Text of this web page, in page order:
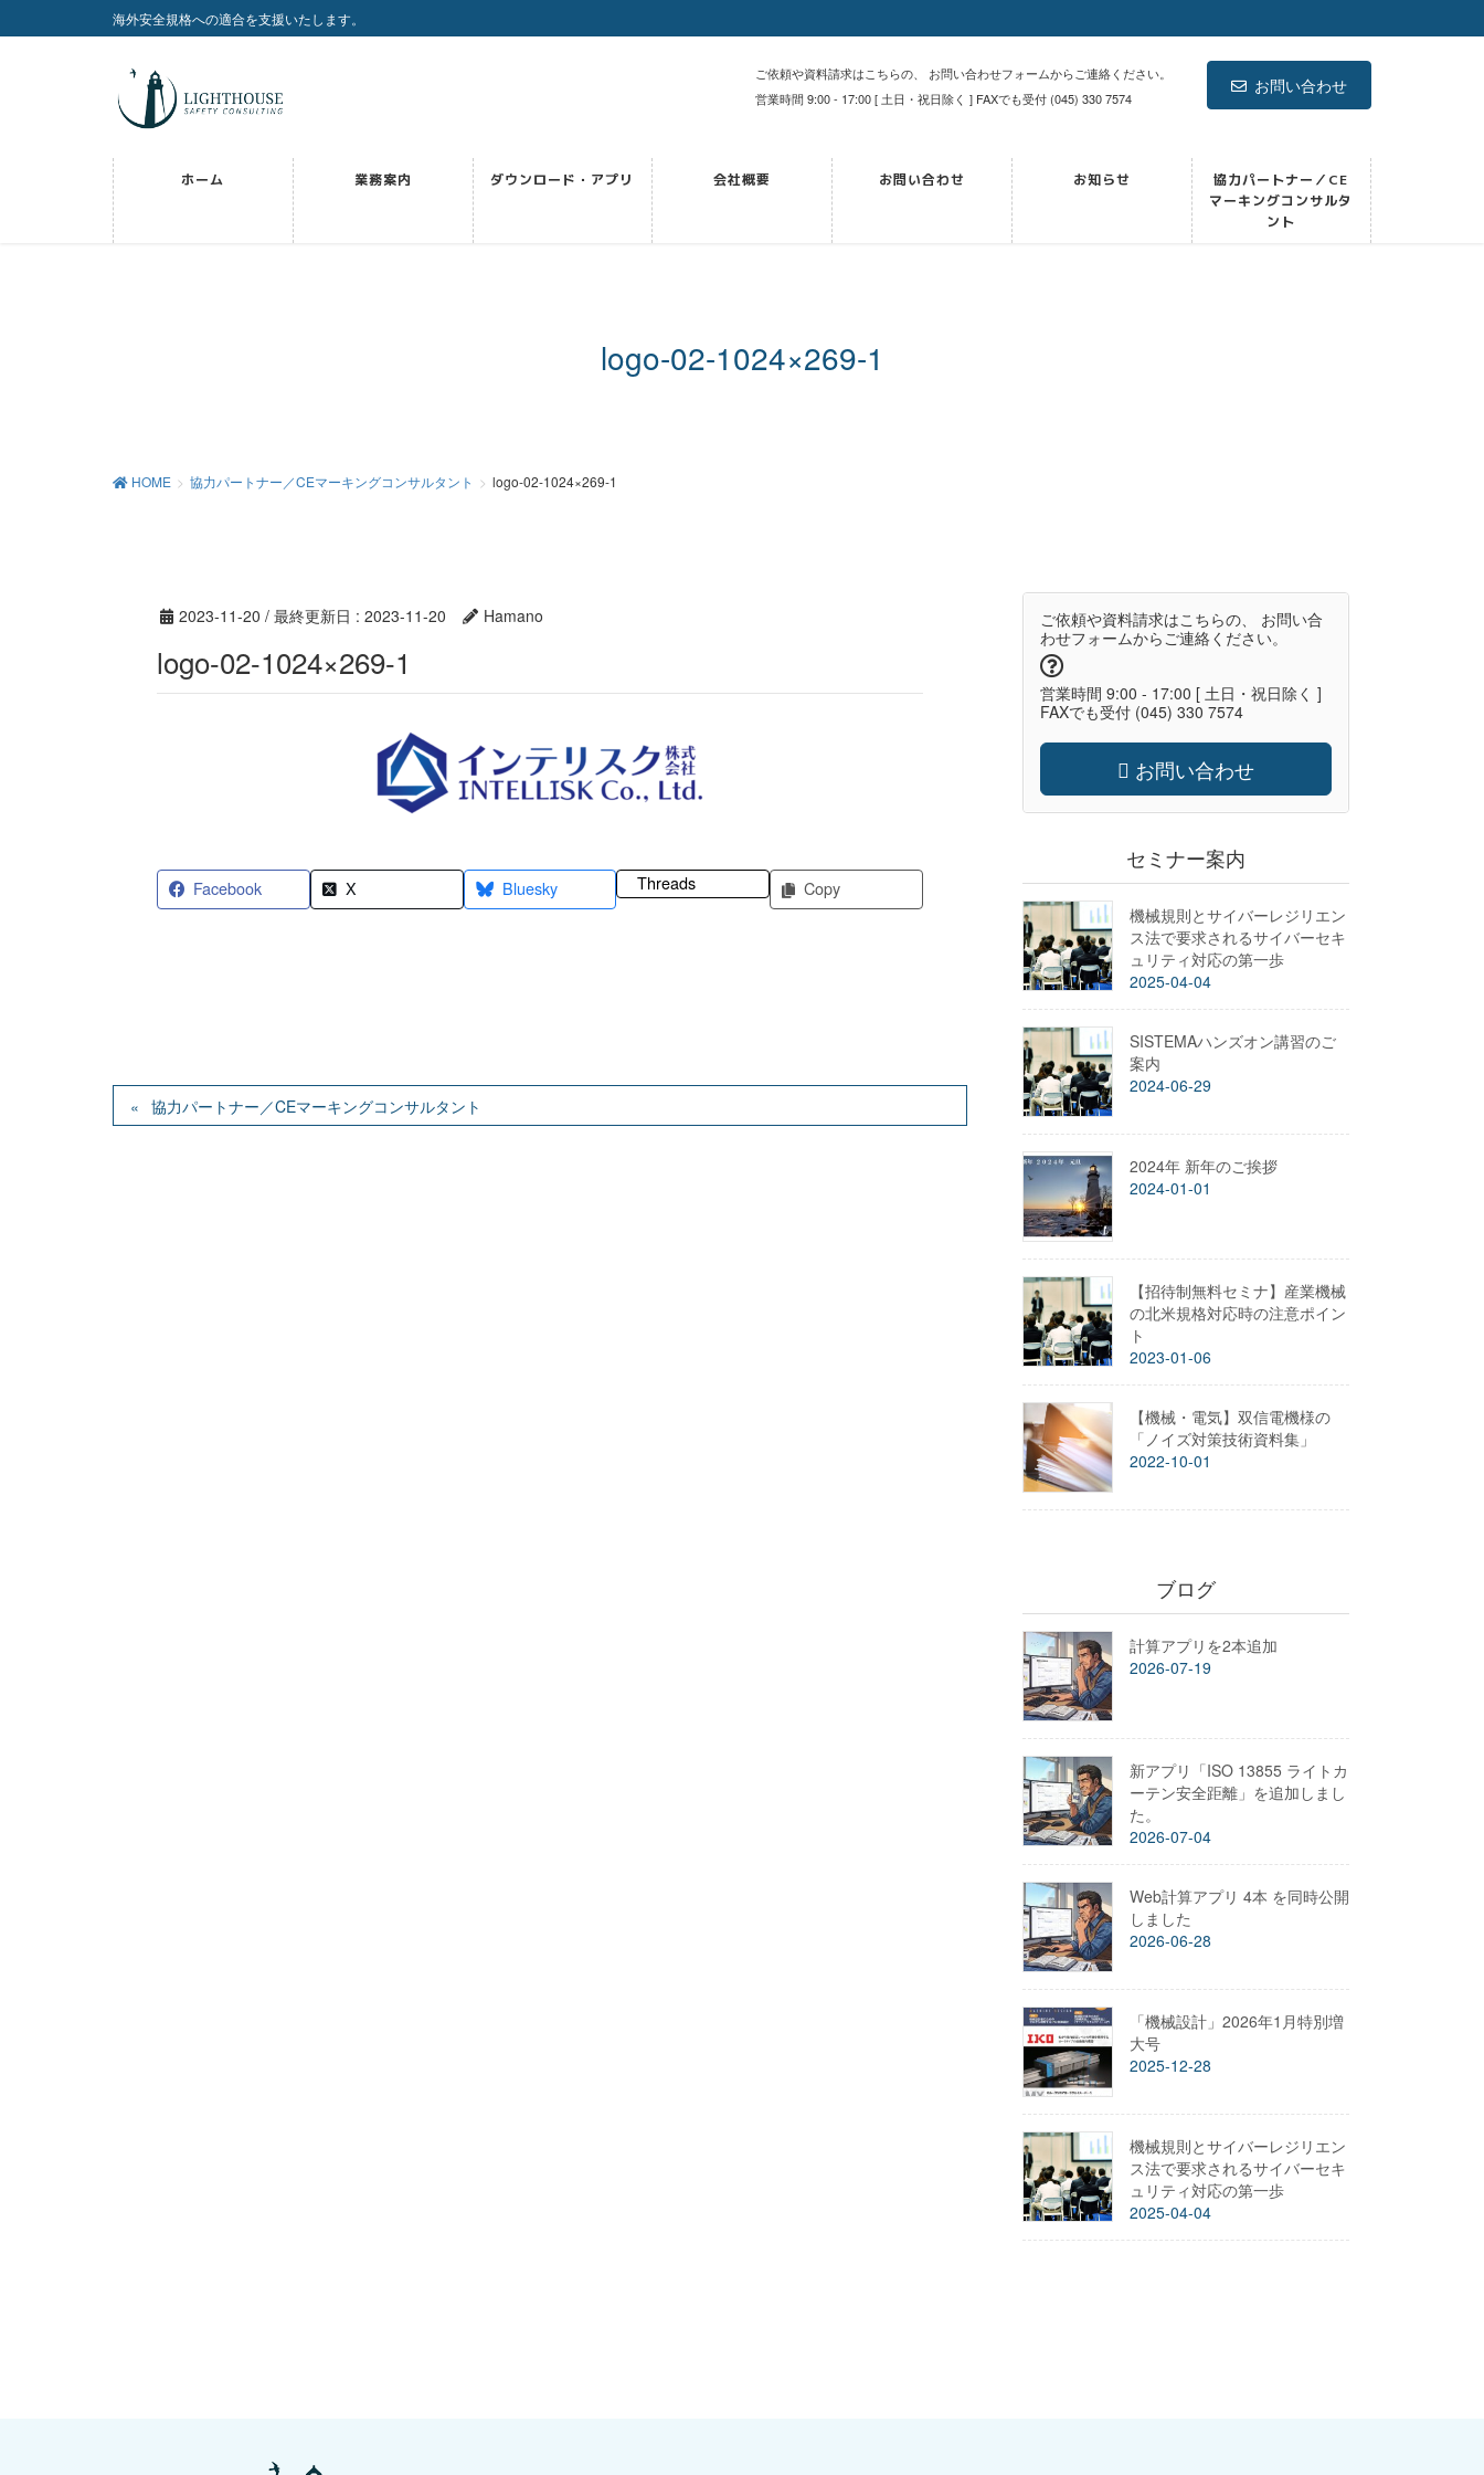
海外安全規格への適合を支援いたします。
ご依頼や資料請求はこちらの、 お問い合わせフォームからご連絡ください。
営業時間 9:00 - 17:00 [ 土日・祝日除く ] FAXでも受付 (045) 330 7574
お問い合わせ
ホーム 業務案内 ダウンロード・アプリ 会社概要 お問い合わせ お知らせ
協力パートナー／CE
マーキングコンサルタ
ント
logo-02-1024×269-1
HOME 協力パートナー／CEマーキングコンサルタント logo-02-1024×269-1
2023-11-20 / 最終更新日 : 2023-11-20 Hamano
logo-02-1024×269-1
Facebook X Bluesky Threads Copy
協力パートナー／CEマーキングコンサルタント
ご依頼や資料請求はこちらの、 お問い合
わせフォームからご連絡ください。
営業時間 9:00 - 17:00 [ 土日・祝日除く ]
FAXでも受付 (045) 330 7574
お問い合わせ
セミナー案内
機械規則とサイバーレジリエン
ス法で要求されるサイバーセキ
ュリティ対応の第一歩
2025-04-04
SISTEMAハンズオン講習のご
案内
2024-06-29
2024年 新年のご挨拶
2024-01-01
【招待制無料セミナ】産業機械
の北米規格対応時の注意ポイン
ト
2023-01-06
【機械・電気】双信電機様の
「ノイズ対策技術資料集」
2022-10-01
ブログ
計算アプリを2本追加
2026-07-19
新アプリ「ISO 13855 ライトカ
ーテン安全距離」を追加しまし
た。
2026-07-04
Web計算アプリ 4本 を同時公開
しました
2026-06-28
「機械設計」2026年1月特別増
大号
2025-12-28
機械規則とサイバーレジリエン
ス法で要求されるサイバーセキ
ュリティ対応の第一歩
2025-04-04